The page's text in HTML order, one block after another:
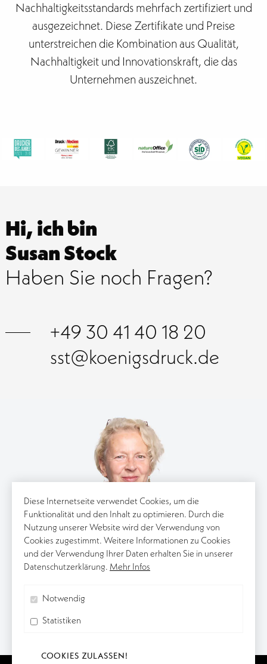
Diese Internetseite verwendet Cookies, um die
Funktionalität und den Inhalt zu optimieren. Durch die
Nutzung unserer Website wird der Verwendung von
Cookies zugestimmt. Weitere Informationen zu Cookies
und der Verwendung Ihrer Daten erhalten Sie in unserer
Datenschutzerklärung. Mehr Infos
Notwendig
Statistiken
COOKIES ZULASSEN!
Nachhaltigkeitsstandards mehrfach zertifiziert und
ausgezeichnet. Diese Zertifikate und Preise
unterstreichen die Kombination aus Qualität,
Nachhaltigkeit und Innovationskraft, die das
Unternehmen auszeichnet.
Hi, ich bin
Susan Stock
Haben Sie noch Fragen?
+49 30 41 40 18 20
sst@koenigsdruck.de